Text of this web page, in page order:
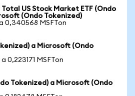
Total US Stock Market ETF (Ondo
(Ondo Tokenized)
0,340568 MSFTon
a Microsoft (Ondo
0,223171 MSFTon
Tokenized) a Microsoft (Ondo